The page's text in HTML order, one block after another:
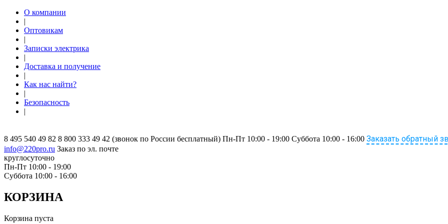
О компании
|
Оптовикам
|
Записки электрика
|
Доставка и получение
|
Как нас найти?
|
Безопасность
|
8 495 540 49 82 8 800 333 49 42 (звонок по России бесплатный) Пн-Пт 10:00 - 19:00 Суббота 10:00 - 16:00 Заказать обратный
info@220pro.ru Заказ по эл. почте
круглосуточно
Пн-Пт 10:00 - 19:00
Суббота 10:00 - 16:00
КОРЗИНА
Корзина пуста